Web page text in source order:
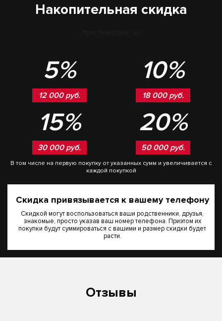
Накопительная скидка
5%
12 000 руб.
10%
18 000 руб.
15%
30 000 руб.
20%
50 000 руб.
В том числе на первую покупку от указанных сумм и увеличивается с
каждой покупкой
Скидка привязывается к вашему телефону
Скидкой могут воспользоваться ваши родственники, друзья,
знакомые, просто указав ваш номер телефона. Приэтом их
покупки будут суммироваться с вашими и размер скидки будет
расти.
Отзывы